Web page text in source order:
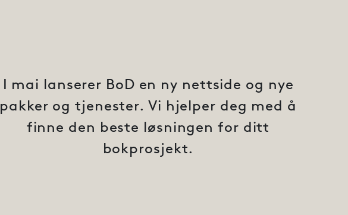
I mai lanserer BoD en ny nettside og nye
pakker og tjenester. Vi hjelper deg med å
finne den beste løsningen for ditt
bokprosjekt.